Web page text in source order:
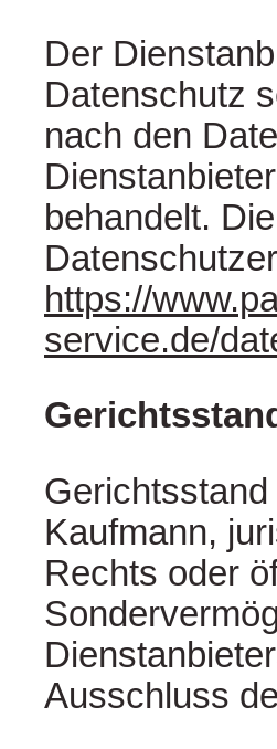
Der
Datenschutz
nach den
behandelt.
https://
service.de/
Kaufmann,
Rechts oder
Ausschluss